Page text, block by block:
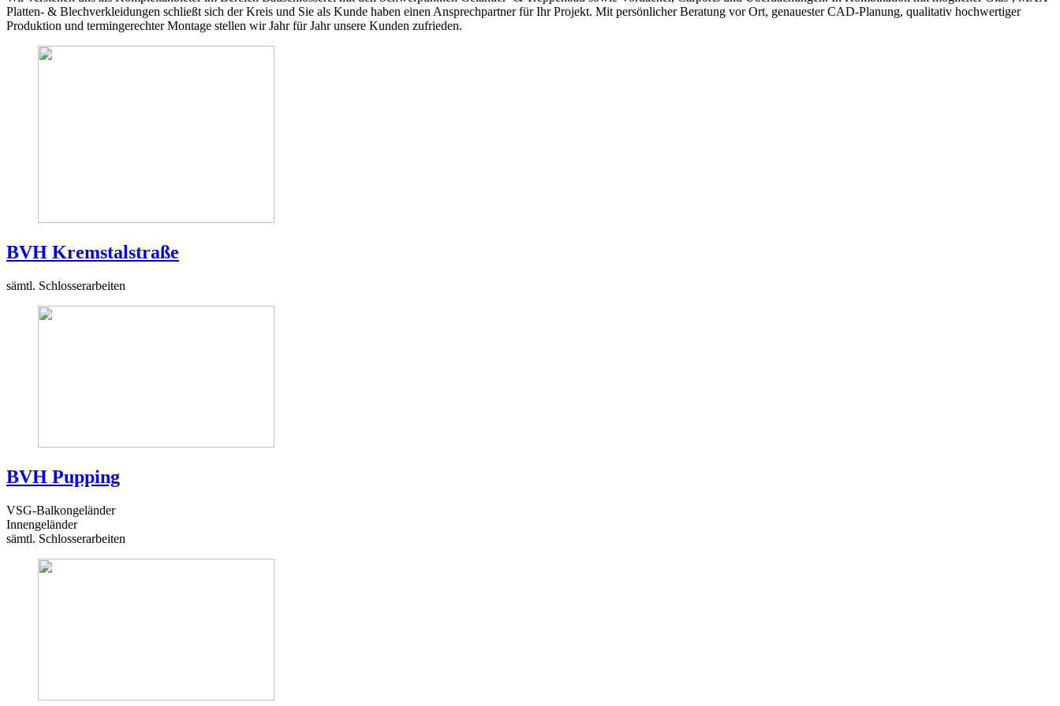
Platten- & Blechverkleidungen schließt sich der Kreis und Sie als Kunde haben einen Ansprechpartner für Ihr Projekt. Mit persönlicher Beratung vor Ort, genauester CAD-Planung, qualitativ hochwertiger
Produktion und termingerechter Montage stellen wir Jahr für Jahr unsere Kunden zufrieden.
BVH Kremstalstraße
sämtl. Schlosserarbeiten
BVH Pupping
VSG-Balkongeländer
Innengeländer
sämtl. Schlosserarbeiten